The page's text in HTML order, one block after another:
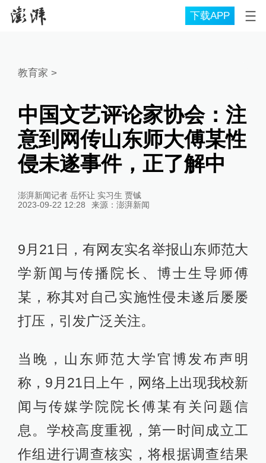
下载APP
教育家 >
中国文艺评论家协会：注
意到网传山东师大傅某性
侵未遂事件，正了解中
澎湃新闻记者 岳怀让 实习生 贾铖
2023-09-22 12:28
来源： 澎湃新闻
9月21日，有网友实名举报山东师范大
学新闻与传播院长、博士生导师傅
某，称其对自己实施性侵未遂后屡屡
打压，引发广泛关注。
当晚，山东师范大学官博发布声明
称，9月21日上午，网络上出现我校新
闻与传媒学院院长傅某有关问题信
息。学校高度重视，第一时间成立工
作组进行调查核实，将根据调查结果